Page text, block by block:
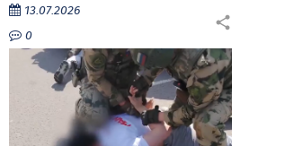
13.07.2026
0